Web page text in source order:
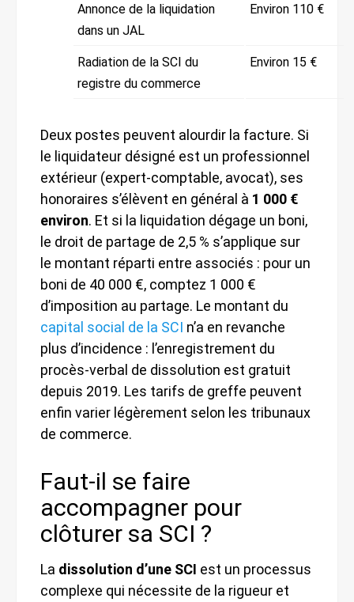
Annonce de la liquidation
dans un JAL
Environ 110 €
Radiation de la SCI du
registre du commerce
Environ 15 €
Deux postes peuvent alourdir la facture. Si
le liquidateur désigné est un professionnel
extérieur (expert-comptable, avocat), ses
honoraires s’élèvent en général à 1 000 €
environ. Et si la liquidation dégage un boni,
le droit de partage de 2,5 % s’applique sur
le montant réparti entre associés : pour un
boni de 40 000 €, comptez 1 000 €
d’imposition au partage. Le montant du
capital social de la SCI n’a en revanche
plus d’incidence : l’enregistrement du
procès-verbal de dissolution est gratuit
depuis 2019. Les tarifs de greffe peuvent
enfin varier légèrement selon les tribunaux
de commerce.
Faut-il se faire
accompagner pour
clôturer sa SCI ?
La dissolution d’une SCI est un processus
complexe qui nécessite de la rigueur et